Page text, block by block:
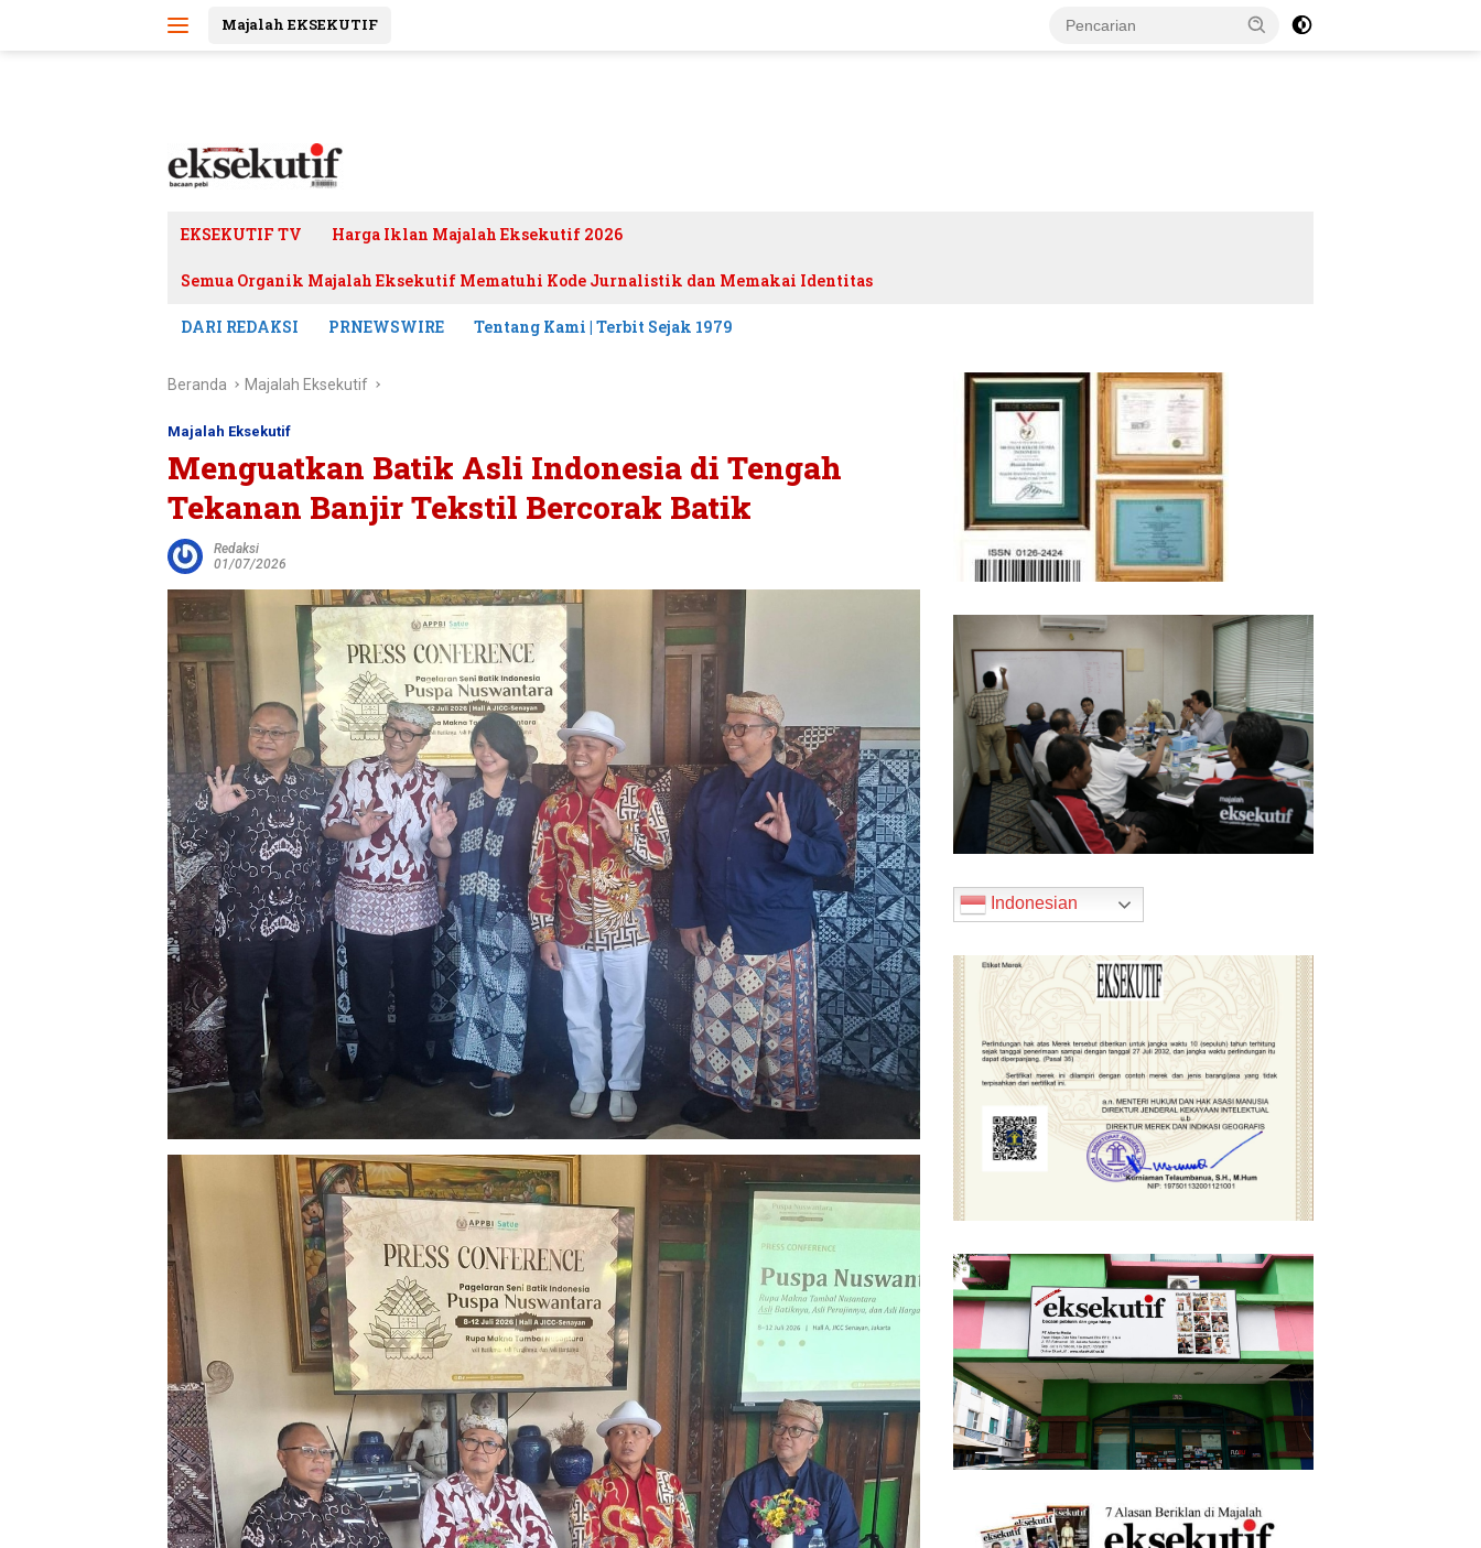
Majalah EKSEKUTIF
EKSEKUTIF TV Harga Iklan Majalah Eksekutif 2026
Semua Organik Majalah Eksekutif Mematuhi Kode Jurnalistik dan Memakai Identitas
DARI REDAKSI PRNEWSWIRE Tentang Kami | Terbit Sejak 1979
Beranda Majalah Eksekutif
Majalah Eksekutif
Menguatkan Batik Asli Indonesia di Tengah
Tekanan Banjir Tekstil Bercorak Batik
Redaksi
01/07/2026
Indonesian